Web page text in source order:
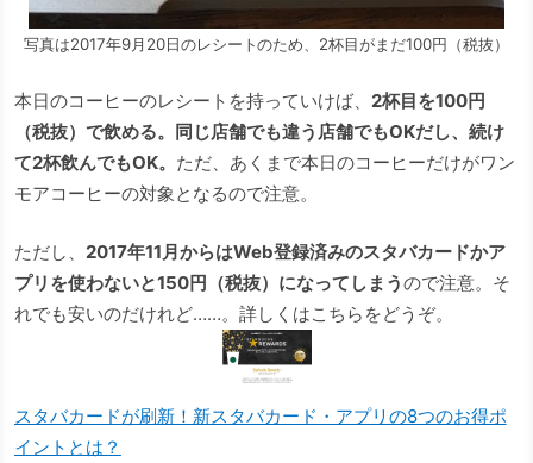
写真は2017年9月20日のレシートのため、2杯目がまだ100円（税抜）
本日のコーヒーのレシートを持っていけば、 2杯目を100円
（税抜）で飲める。同じ店舗でも違う店舗でもOKだし、続け
て2杯飲んでもOK。 ただ、あくまで本日のコーヒーだけがワン
モアコーヒーの対象となるので注意。
ただし、 2017年11月からはWeb登録済みのスタバカードかア
プリを使わないと150円（税抜）になってしまうので注意。そ
れでも安いのだけれど……。詳しくはこちらをどうぞ。
スタバカードが刷新！新スタバカード・アプリの8つのお得ポ
イントとは？